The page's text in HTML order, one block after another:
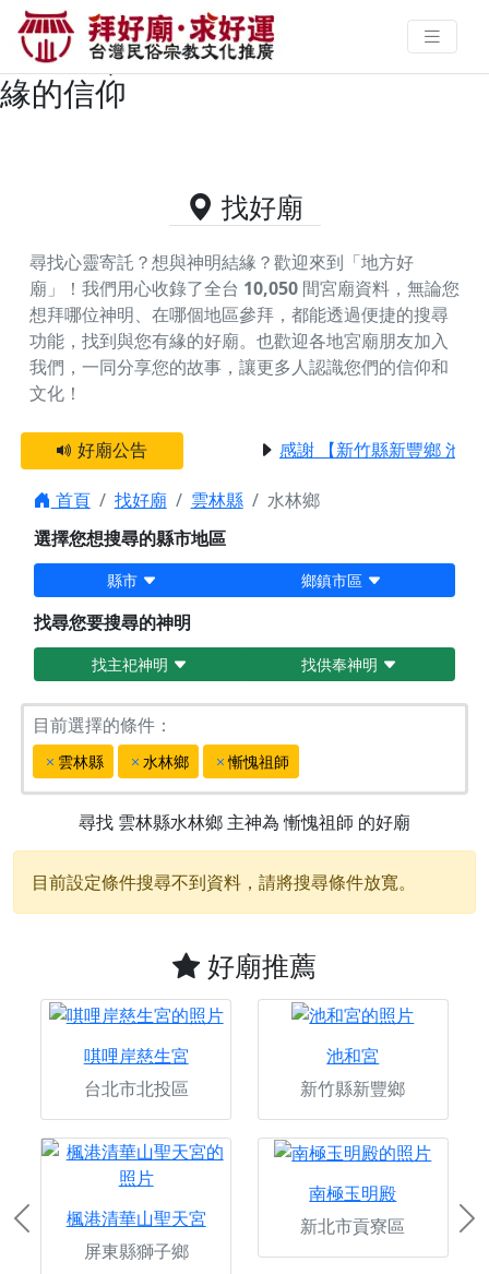
雲林縣水林鄉主神為慚愧祖師的好
廟資料｜拜好廟求好運 找到與您有
緣的信仰
找好廟
尋找心靈寄託？想與神明結緣？歡迎來到「地方好
廟」！我們用心收錄了全台 10,050 間宮廟資料，無論您
想拜哪位神明、在哪個地區參拜，都能透過便捷的搜尋
功能，找到與您有緣的好廟。 也歡迎各地宮廟朋友加入
我們，一同分享您的故事，讓更多人認識您們的信仰和
文化！
好廟公告 感謝 【新竹縣新豐鄉 池和
首頁 找好廟 雲林縣
水林鄉
選擇您想搜尋的縣市地區
縣市 鄉鎮市區
找尋您要搜尋的神明
找主祀神明 找供奉神明
目前選擇的條件：
雲林縣 水林鄉 慚愧祖師
尋找 雲林縣水林鄉 主神為慚愧祖師 的好廟
目前設定條件搜尋不到資料，請將搜尋條件放寬。
好廟推薦
唭哩岸慈生宮
台北市北投區
池和宮
新竹縣新豐鄉
楓港清華山聖天宮
屏東縣獅子鄉
南極玉明殿
新北市貢寮區
Previous